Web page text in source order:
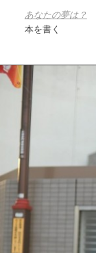
あなたの夢は？
本を書く